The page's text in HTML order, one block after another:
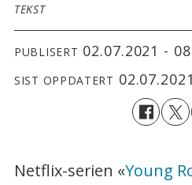
TEKST
PUBLISERT 02.07.2021 -
SIST OPPDATERT
Netflix-serien «Young